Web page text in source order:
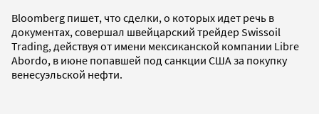
Bloomberg пишет, что сделки, о которых идет речь в
документах, совершал швейцарский трейдер Swissoil
Trading, действуя от имени мексиканской компании Libre
Abordo, в июне попавшей под санкции США за покупку
венесуэльской нефти.